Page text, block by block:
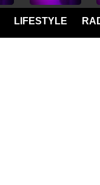
LIFESTYLE